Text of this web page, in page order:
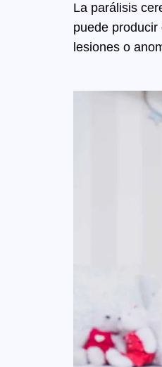
La parálisis
puede
lesiones o